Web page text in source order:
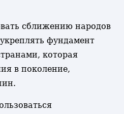
сближению народов
фундамент
которая
в поколение,